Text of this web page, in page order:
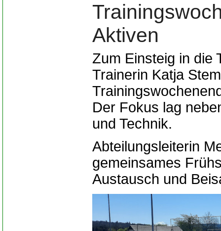
Aktiven
Zum Einsteig in die
Trainerin Katja
Der Fokus lag
und Technik.
Abteilungsleiterin
gemeinsames
Austausch und